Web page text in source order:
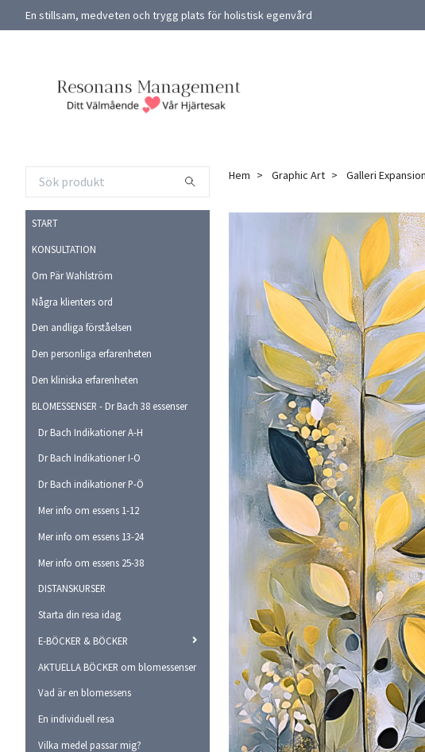
En stillsam, medveten och trygg plats för holistisk egenvård
START
KONSULTATION
Om Pär Wahlström
Några klienters ord
Den andliga förståelsen
Den personliga erfarenheten
Den kliniska erfarenheten
BLOMESSENSER - Dr Bach 38 essenser
Dr Bach Indikationer A-H
Dr Bach Indikationer I-O
Dr Bach indikationer P-Ö
Mer info om essens 1-12
Mer info om essens 13-24
Mer info om essens 25-38
DISTANSKURSER
Starta din resa idag
E-BÖCKER & BÖCKER
AKTUELLA BÖCKER om blomessenser
Vad är en blomessens
En individuell resa
Vilka medel passar mig?
Hem Graphic Art Galleri